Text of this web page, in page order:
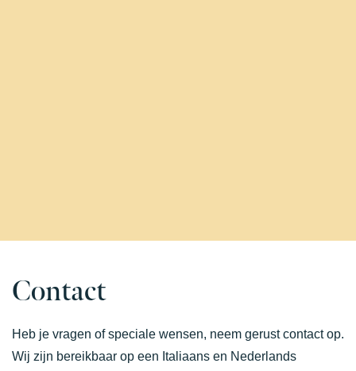
Contact
Heb je vragen of speciale wensen, neem gerust contact op.
Wij zijn bereikbaar op een Italiaans en Nederlands